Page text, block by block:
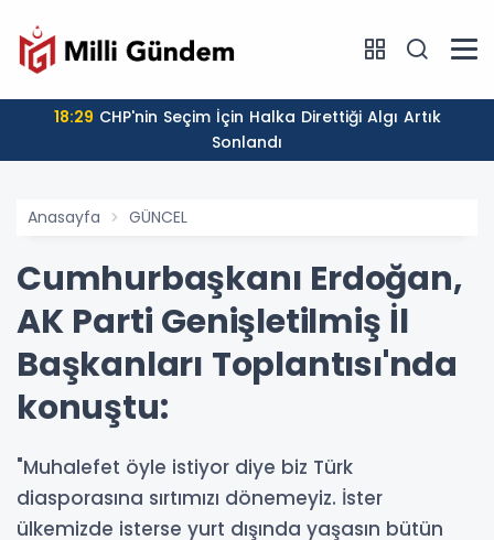
18:29
Sonlandı
Anasayfa GÜNCEL
Cumhurbaşkanı Erdoğan,
AK Parti Genişletilmiş İl
Başkanları Toplantısı'nda
konuştu:
"Muhalefet öyle istiyor diye biz Türk
diasporasına sırtımızı dönemeyiz. İster
ülkemizde isterse yurt dışında yaşasın bütün